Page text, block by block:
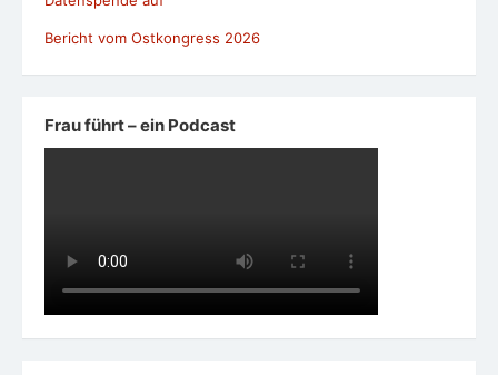
Bericht vom Ostkongress 2026
Frau führt – ein Podcast